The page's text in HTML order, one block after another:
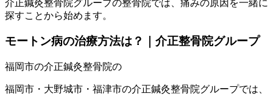
介正鍼灸整骨院グループの整骨院では、痛みの原因を一緒に
探すことから始めます。
モートン病の治療方法は？｜介正整骨院グループ
福岡市・大野城市・福津市の介正鍼灸整骨院グループでは、